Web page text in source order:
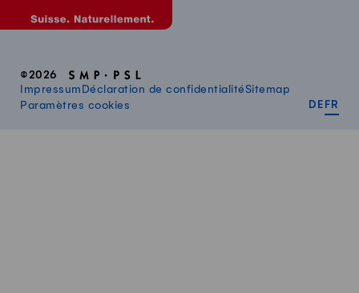
©2026
Impressum Déclaration de confidentialitéSitemap
Paramètres cookies
DE FR